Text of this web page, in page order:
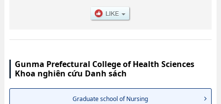
Gunma Prefectural College of Health Sciences
Khoa nghiên cứu Danh sách
Graduate school of Nursing